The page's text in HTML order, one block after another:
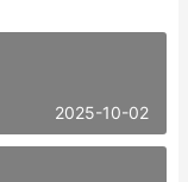
2025-10-02